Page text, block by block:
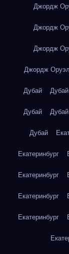
Джордж
Джордж
Джордж
Джордж
Дубай Дубай
Дубай Дубай
Дубай
Екатеринбург
Екатеринбург
Екатеринбург
Екатеринбург